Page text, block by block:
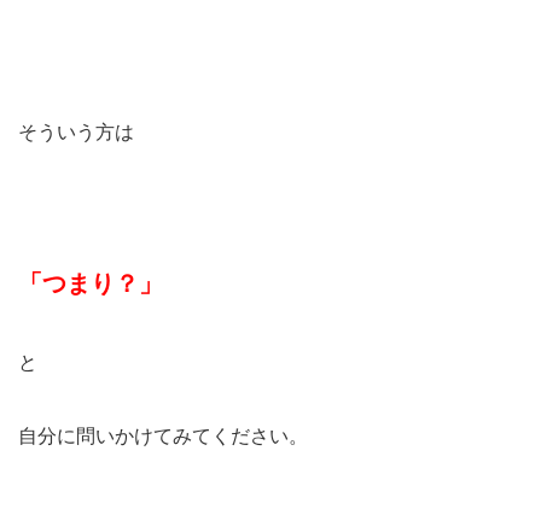
そういう方は
「つまり？」
と
自分に問いかけてみてください。